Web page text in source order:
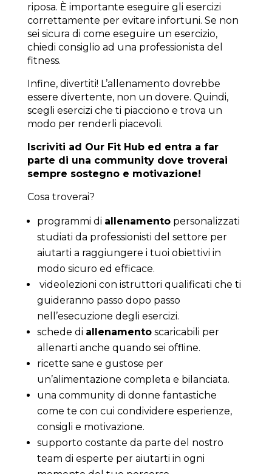
riposa. È importante eseguire gli esercizi
correttamente per evitare infortuni. Se non
sei sicura di come eseguire un esercizio,
chiedi consiglio ad una professionista del
fitness.
Infine, divertiti! L’allenamento dovrebbe
essere divertente, non un dovere. Quindi,
scegli esercizi che ti piacciono e trova un
modo per renderli piacevoli.
Iscriviti ad Our Fit Hub ed entra a far
parte di una community dove troverai
sempre sostegno e motivazione!
Cosa troverai?
programmi di allenamentopersonalizzati
studiati da professionisti del settore per
aiutarti a raggiungere i tuoi obiettivi in
modo sicuro ed efficace.
videolezioni con istruttori qualificati che ti
guideranno passo dopo passo
nell’esecuzione degli esercizi.
schede di allenamentoscaricabili per
allenarti anche quando sei offline.
ricette sane e gustose per
un’alimentazione completa e bilanciata.
una community di donne fantastiche
come te con cui condividere esperienze,
consigli e motivazione.
supporto costante da parte del nostro
team di esperte per aiutarti in ogni